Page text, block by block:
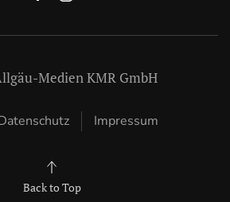
Medien KMR GmbH
Impressum
Back to Top